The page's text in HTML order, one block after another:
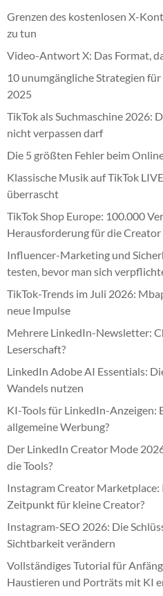
Grenzen des kostenlosen X-
zu tun
Video-Antwort X: Das Format,
10 unumgängliche Strategien
2025
TikTok als Suchmaschine 2026:
nicht verpassen darf
Die 5 größten Fehler beim
Klassische Musik auf TikTok
überrascht
TikTok Shop Europe: 100.000
Herausforderung für die Creator
Influencer-Marketing und
testen, bevor man sich
TikTok-Trends im Juli 2026:
neue Impulse
Mehrere LinkedIn-Newsletter:
Leserschaft?
LinkedIn Adobe AI Essentials:
Wandels nutzen
KI-Tools für LinkedIn-Anzeigen:
allgemeine Werbung?
Der LinkedIn Creator Mode
die Tools?
Instagram Creator
Zeitpunkt für kleine Creator?
Instagram-SEO 2026: Die
Sichtbarkeit verändern
Vollständiges Tutorial für
Haustieren und Porträts mit KI